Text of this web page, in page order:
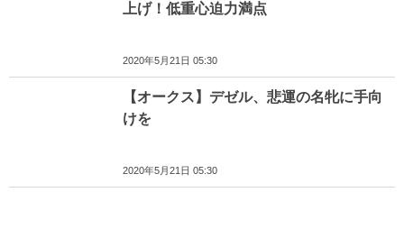
上げ！低重心迫力満点
2020年5月21日 05:30
【オークス】デゼル、悲運の名牝に手向
けを
2020年5月21日 05:30